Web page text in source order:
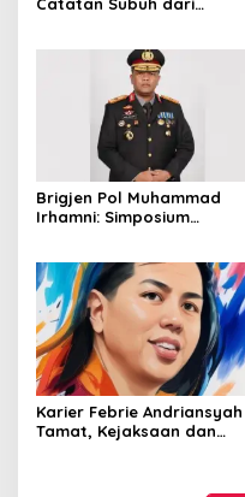
Brigjen Pol Muhammad
Irhamni: Simposium
2030 Beri Banyak
Bagi APH
Karier Febrie Andriansyah
Tamat, Kejaksaan dan